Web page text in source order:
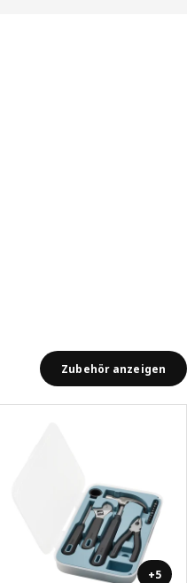
Zubehör anzeigen
+5